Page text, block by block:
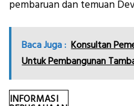
pembaruan dan temuan
Baca Juga : Konsultan
Untuk Pembangunan
INFORMASI